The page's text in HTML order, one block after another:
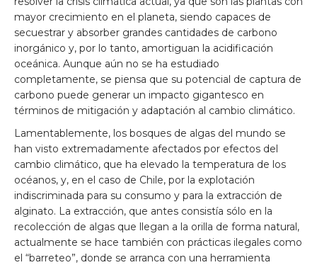
mayor crecimiento en el planeta, siendo capaces de
secuestrar y absorber grandes cantidades de carbono
inorgánico y, por lo tanto, amortiguan la acidificación
oceánica. Aunque aún no se ha estudiado
completamente, se piensa que su potencial de captura de
carbono puede generar un impacto gigantesco en
términos de mitigación y adaptación al cambio climático.
Lamentablemente, los bosques de algas del mundo se
han visto extremadamente afectados por efectos del
cambio climático, que ha elevado la temperatura de los
océanos, y, en el caso de Chile, por la explotación
indiscriminada para su consumo y para la extracción de
alginato. La extracción, que antes consistía sólo en la
recolección de algas que llegan a la orilla de forma natural,
actualmente se hace también con prácticas ilegales como
el “barreteo”, donde se arranca con una herramienta